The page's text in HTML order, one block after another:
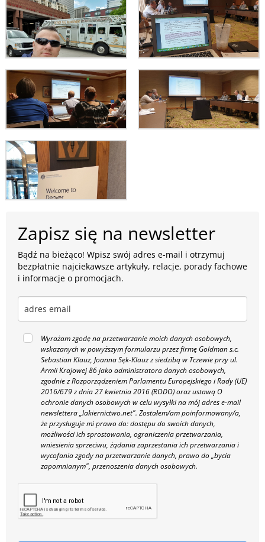
Zapisz się na newsletter
Bądź na bieżąco! Wpisz swój adres e-mail i otrzymuj
bezpłatnie najciekawsze artykuły, relacje, porady fachowe
i informacje o promocjach.
Wyrażam zgodę na przetwarzanie moich danych osobowych,
wskazanych w powyższym formularzu przez firmę Goldman s.c.
Sebastian Klauz, Joanna Sęk-Klauz z siedzibą w Tczewie przy ul.
Armii Krajowej 86 jako administratora danych osobowych,
zgodnie z Rozporządzeniem Parlamentu Europejskiego i Rady (UE)
2016/679 z dnia 27 kwietnia 2016 (RODO) oraz ustawą O
ochronie danych osobowych w celu wysyłki na mój adres e-mail
newslettera „lakiernictwo.net". Zostałem/am poinformowany/a,
że przysługuje mi prawo do: dostępu do swoich danych,
możliwości ich sprostowania, ograniczenia przetwarzania,
wniesienia sprzeciwu, żądania zaprzestania ich przetwarzania i
wycofania zgody na przetwarzanie danych, prawo do „bycia
zapomnianym", przenoszenia danych osobowych.